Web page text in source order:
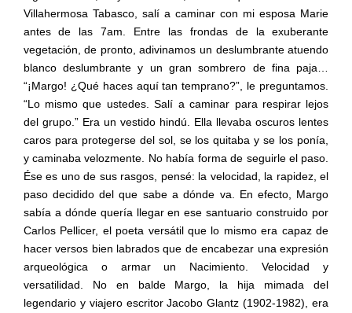
Villahermosa Tabasco, salí a caminar con mi esposa Marie
antes de las 7am. Entre las frondas de la exuberante
vegetación, de pronto, adivinamos un deslumbrante atuendo
blanco deslumbrante y un gran sombrero de fina paja…
“¡Margo! ¿Qué haces aquí tan temprano?”, le preguntamos.
“Lo mismo que ustedes. Salí a caminar para respirar lejos
del grupo.” Era un vestido hindú. Ella llevaba oscuros lentes
caros para protegerse del sol, se los quitaba y se los ponía,
y caminaba velozmente. No había forma de seguirle el paso.
Ése es uno de sus rasgos, pensé: la velocidad, la rapidez, el
paso decidido del que sabe a dónde va. En efecto, Margo
sabía a dónde quería llegar en ese santuario construido por
Carlos Pellicer, el poeta versátil que lo mismo era capaz de
hacer versos bien labrados que de encabezar una expresión
arqueológica o armar un Nacimiento. Velocidad y
versatilidad. No en balde Margo, la hija mimada del
legendario y viajero escritor Jacobo Glantz (1902-1982), era